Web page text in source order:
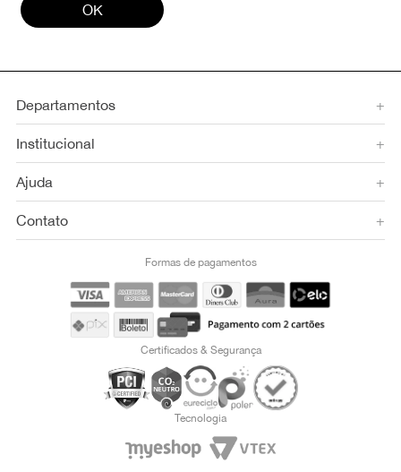
OK
Departamentos +
Institucional +
Ajuda +
Contato +
Formas de pagamentos
Certificados & Segurança
Tecnologia